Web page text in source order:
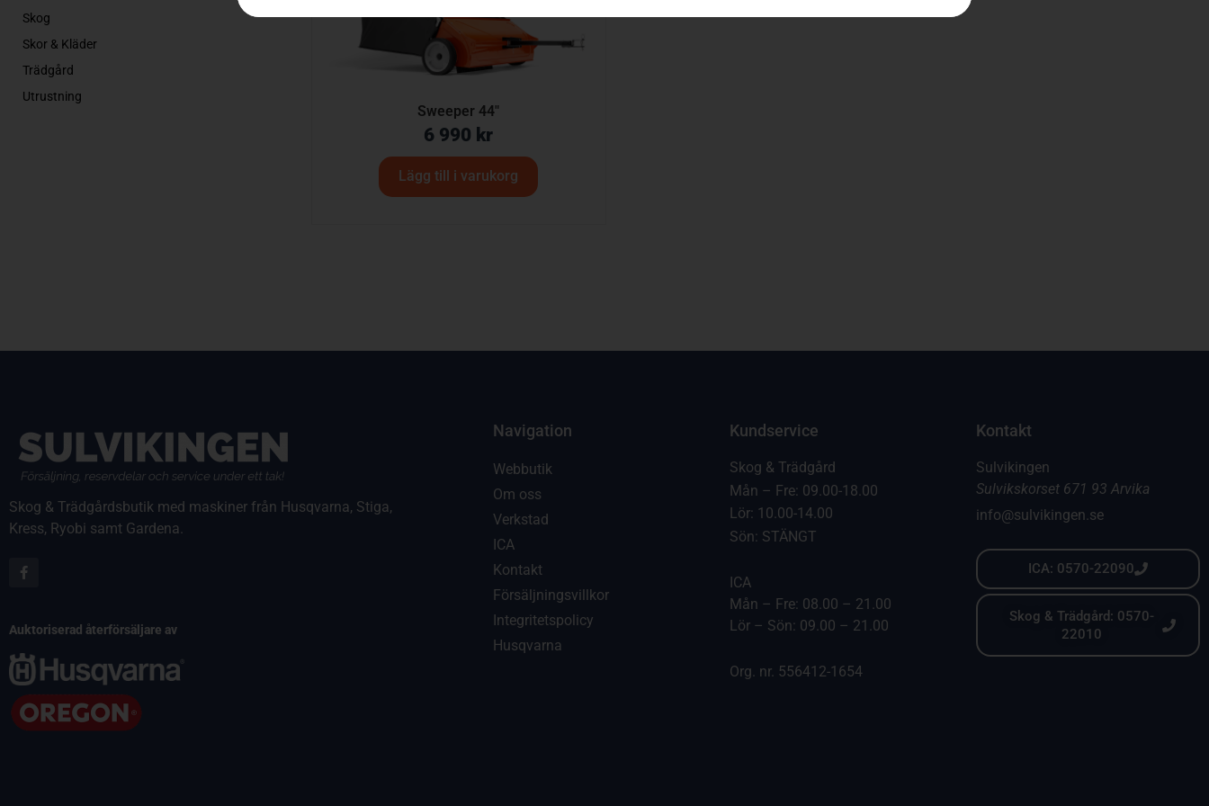
Skog
Skor & Kläder
Trädgård
Utrustning
Sweeper 44″
6 990 kr
Lägg till i varukorg
Skog & Trädgårdsbutik med maskiner från Husqvarna, Stiga,
Kress, Ryobi samt Gardena.
Auktoriserad återförsäljare av
Navigation
Webbutik
Om oss
Verkstad
ICA
Kontakt
Försäljningsvillkor
Integritetspolicy
Husqvarna
Kundservice
Skog & Trädgård
Mån – Fre: 09.00-18.00
Lör: 10.00-14.00
Sön: STÄNGT
ICA
Mån – Fre: 08.00 – 21.00
Lör – Sön: 09.00 – 21.00
Org. nr. 556412-1654
Kontakt
Sulvikingen
Sulvikskorset 671 93 Arvika
info@sulvikingen.se
ICA: 0570-22090
Skog & Trädgård: 0570-
22010